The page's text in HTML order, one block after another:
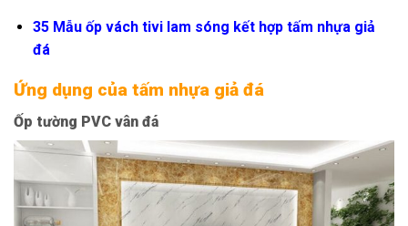
35 Mẫu ốp vách tivi lam sóng kết hợp tấm nhựa giả
đá
Ứng dụng của tấm nhựa giả đá
Ốp tường PVC vân đá